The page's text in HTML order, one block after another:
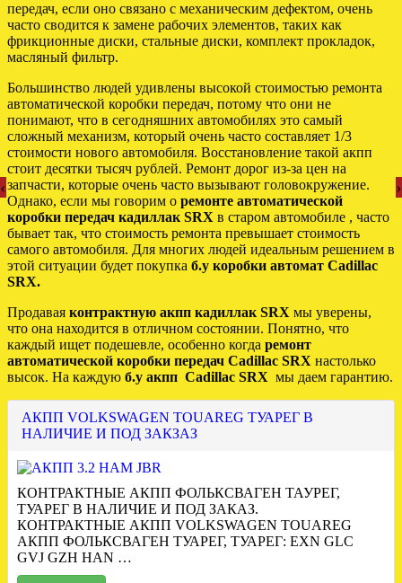
передач, если оно связано с механическим дефектом, очень
часто сводится к замене рабочих элементов, таких как
фрикционные диски, стальные диски, комплект прокладок,
масляный фильтр.
Большинство людей удивлены высокой стоимостью ремонта
автоматической коробки передач, потому что они не
понимают, что в сегодняшних автомобилях это самый
сложный механизм, который очень часто составляет 1/3
стоимости нового автомобиля. Восстановление такой акпп
стоит десятки тысяч рублей. Ремонт дорог из-за цен на
запчасти, которые очень часто вызывают головокружение.
Однако, если мы говорим о ремонте автоматической
коробки передач кадиллак SRX в старом автомобиле , часто
бывает так, что стоимость ремонта превышает стоимость
самого автомобиля. Для многих людей идеальным решением в
этой ситуации будет покупка б.у коробки автомат Cadillac
SRX.
Продавая контрактную акпп кадиллак SRX мы уверены,
что она находится в отличном состоянии. Понятно, что
каждый ищет подешевле, особенно когда ремонт
автоматической коробки передач Cadillac SRX настолько
высок. На каждую б.у акпп Cadillac SRX мы даем гарантию.
АКПП VOLKSWAGEN TOUAREG ТУАРЕГ В
НАЛИЧИЕ И ПОД ЗАКЗАЗ
КОНТРАКТНЫЕ АКПП ФОЛЬКСВАГЕН ТАУРЕГ,
ТУАРЕГ В НАЛИЧИЕ И ПОД ЗАКАЗ.
КОНТРАКТНЫЕ АКПП VOLKSWAGEN TOUAREG
АКПП ФОЛЬКСВАГЕН ТУАРЕГ, ТУАРЕГ: EXN GLC
GVJ GZH HAN …
‹ ›